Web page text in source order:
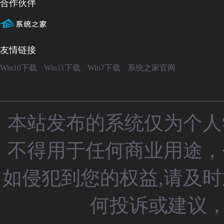
合作伙伴
友情链接
Win10下载 Win11下载 Win7下载 系统之家官网
本站发布的系统仅为个
不得用于任何商业用途
如侵犯到您的权益,请及
何投诉或建议